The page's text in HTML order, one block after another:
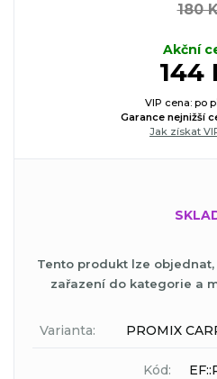
180
Akční
144
VIP cena: po
Garance nejnižší
Jak získat
Tento produkt lze
zařazení do kategorie a
Varianta: PROMIX
Kód: